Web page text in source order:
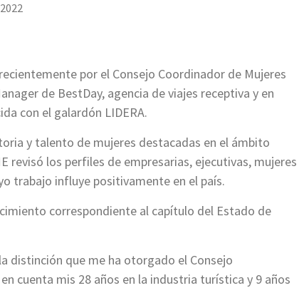
por el Consejo Coordinador de Mujeres
de BestDay, agencia de viajes receptiva y en
con el galardón LIDERA.
y talento de mujeres destacadas en el ámbito
revisó los perfiles de empresarias, ejecutivas, mujeres
trabajo influye positivamente en el país.
correspondiente al capítulo del Estado de
distinción que me ha otorgado el Consejo
cuenta mis 28 años en la industria turística y 9 años